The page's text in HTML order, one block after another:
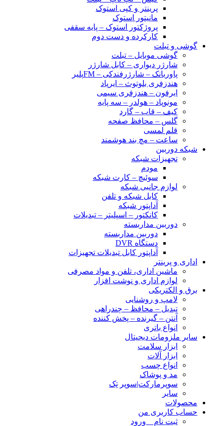
پرینتر و کپی استوک
مانیتور استوک
پروژکتور استوک – پایه سقفی
کارکرده و دست دوم
گوشی و تبلت
گوشی موبایل – تبلت
شارژر دیواری – کابل شارژر
پاوربانک – شارژرفندکی – FMپلیر
هندزفری بلوتوث – ایرپاد
ایرفون – هندزفری سیمی
مونوپاد – هولدر – سه پایه
کیف – قاب – گارد
گلس – محافظ صفحه
قلم لمسی
ساعت – مچ بند هوشمند
شبکه دوربین
تجهیزات شبکه
مودم
سوئیچ – کارت شبکه
لوازم جانبی شبکه
کابل شبکه و تلفن
آداپتور شبکه
کانکتور – اسپلیتر – تبدیلات
دوربین مداربسته
دوربین مداربسته
دستگاه DVR
آداپتور کابل تبدیلات تجهیزات
اداری و پرینتر
ماشین اداری، تلفن و مواد مصرفی
لوازم اداری و نوشت افزار
برق و الکتریکی
لامپ و روشنایی
تبدیل – محافظ – چندراهی
آنتن – گیرنده – پخش کننده
انواع باتری
سایر ملزومات دیجیتال
ابزار سلامت
ابزار آلات
انواع چسب
مد و پوشاک
سوپرمارکت|سوپر تِک
سایر
محصولات
حساب کاربری من
ثبت نام _ ورود